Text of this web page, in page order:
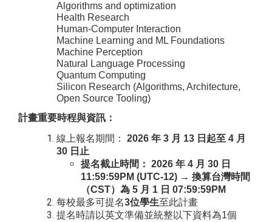
Algorithms and optimization
Health Research
Human-Computer Interaction
Machine Learning and ML Foundations
Machine Perception
Natural Language Processing
Quantum Computing
Silicon Research (Algorithms, Architecture,
Open Source Tooling)
計畫重要時程與資訊：
線上報名期間：
2026 年 3 月 13 日起至 4 月
30 日止
提名截止時間： 2026 年 4 月 30 日
11:59:59PM (UTC-12) → 換算台灣時間
（CST）為 5 月 1 日 07:59:59PM
每校最多可提名3位學生至此計畫
提名時請以英文準備並統整以下資料為1個